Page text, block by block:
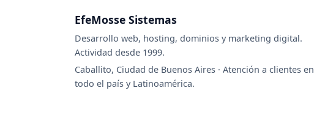
EfeMosse Sistemas
Desarrollo web, hosting, dominios y marketing digital.
Actividad desde 1999.
Caballito, Ciudad de Buenos Aires · Atención a clientes en
todo el país y Latinoamérica.